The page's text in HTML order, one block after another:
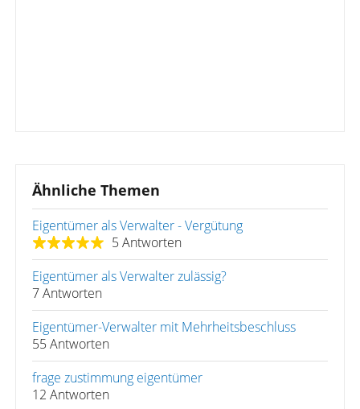
Ähnliche Themen
Eigentümer als Verwalter - Vergütung
5 Antworten
Eigentümer als Verwalter zulässig?
7 Antworten
Eigentümer-Verwalter mit Mehrheitsbeschluss
55 Antworten
frage zustimmung eigentümer
12 Antworten